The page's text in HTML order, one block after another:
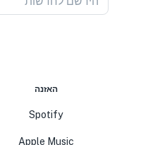
האזנה
Spotify
Apple Music